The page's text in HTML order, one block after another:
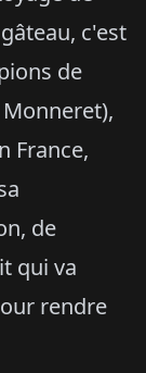
c'est
de
France,
de
qui va
rendre